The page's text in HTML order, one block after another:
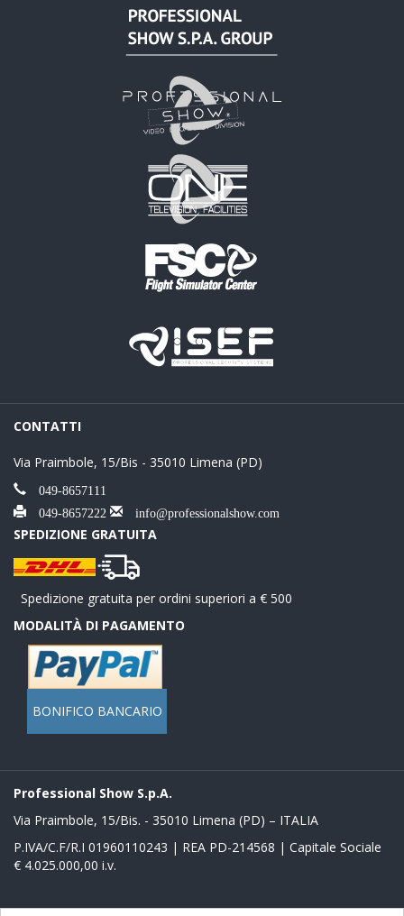
CONTATTI
Via Praimbole, 15/Bis - 35010 Limena (PD)
049-8657111
049-8657222
info@professionalshow.com
SPEDIZIONE GRATUITA
Spedizione gratuita per ordini superiori a € 500
MODALITÀ DI PAGAMENTO
BONIFICO BANCARIO
Professional Show S.p.A.
Via Praimbole, 15/Bis. - 35010 Limena (PD) – ITALIA
P.IVA/C.F/R.I 01960110243 | REA PD-214568 | Capitale Sociale
€ 4.025.000,00 i.v.